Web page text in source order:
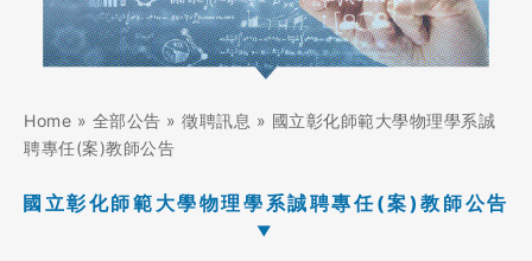
Home » 全部公告 » 徵聘訊息 » 國立彰化師範大學物理學系誠
聘專任(案)教師公告
國立彰化師範大學物理學系誠聘專任(案)教師公告